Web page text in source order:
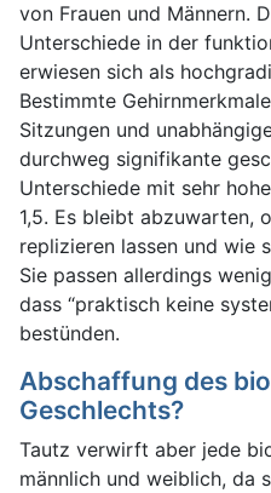
von Frauen und Männern.
Unterschiede in der
erwiesen sich als
Bestimmte
Sitzungen und
durchweg signifikante
Unterschiede mit sehr
1,5. Es bleibt abzuwarten,
replizieren lassen und wie
Sie passen allerdings
dass “praktisch keine
bestünden.
Abschaffung des
Geschlechts?
Tautz verwirft aber jede
männlich und weiblich, da